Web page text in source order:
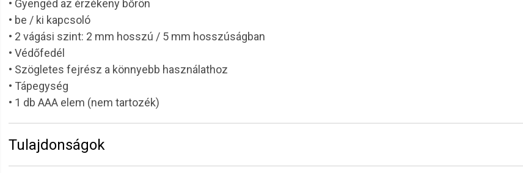
• Gyengéd az érzékeny bőrön
• be / ki kapcsoló
• 2 vágási szint: 2 mm hosszú / 5 mm hosszúságban
• Védőfedél
• Szögletes fejrész a könnyebb használathoz
• Tápegység
• 1 db AAA elem (nem tartozék)
Tulajdonságok